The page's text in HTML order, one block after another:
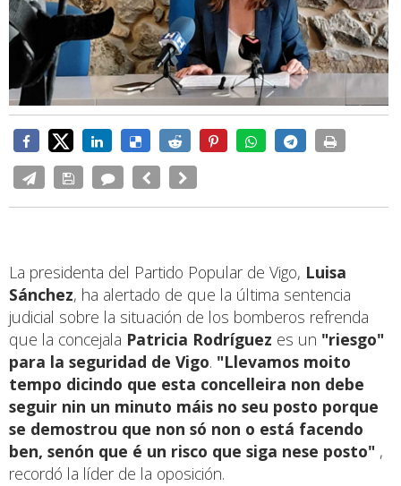
La presidenta del Partido Popular de Vigo, Luisa
Sánchez, ha alertado de que la última sentencia
judicial sobre la situación de los bomberos refrenda
que la concejala Patricia Rodríguez es un "riesgo"
para la seguridad de Vigo. "Llevamos moito
tempo dicindo que esta concelleira non debe
seguir nin un minuto máis no seu posto porque
se demostrou que non só non o está facendo
ben, senón que é un risco que siga nese posto" ,
recordó la líder de la oposición.